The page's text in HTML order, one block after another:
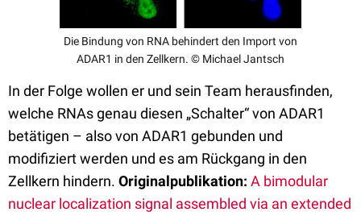
Die Bindung von RNA behindert den Import von
ADAR1 in den Zellkern. © Michael Jantsch
In der Folge wollen er und sein Team herausfinden,
welche RNAs genau diesen „Schalter“ von ADAR1
betätigen – also von ADAR1 gebunden und
modifiziert werden und es am Rückgang in den
Zellkern hindern. Originalpublikation: A bimodular
nuclear localization signal assembled via an extended